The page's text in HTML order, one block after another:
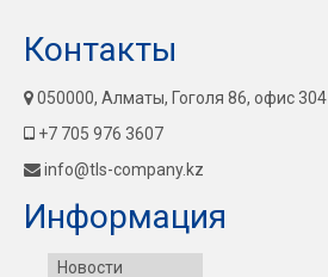
Контакты
050000, Алматы, Гоголя 86, офис 304
+7 705 976 3607
info@tls-company.kz
Информация
Новости